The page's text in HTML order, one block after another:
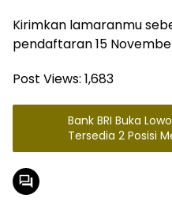
Kirimkan lamaranmu
pendaftaran 15
Post Views: 1,683
Bank BRI Buka
Tersedia 2 Posisi
Semua Jurusan